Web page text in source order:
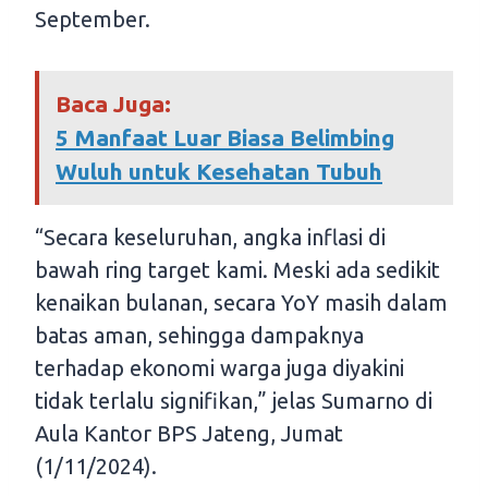
September.
Baca Juga:
5 Manfaat Luar Biasa Belimbing
Wuluh untuk Kesehatan Tubuh
“Secara keseluruhan, angka inflasi di
bawah ring target kami. Meski ada sedikit
kenaikan bulanan, secara YoY masih dalam
batas aman, sehingga dampaknya
terhadap ekonomi warga juga diyakini
tidak terlalu signifikan,” jelas Sumarno di
Aula Kantor BPS Jateng, Jumat
(1/11/2024).